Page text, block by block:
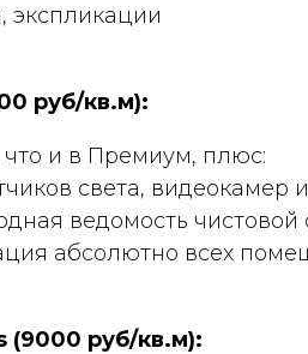
экспликации
руб/кв.м):
что и в Премиум, плюс:
света, видеокамер
ведомость чистовой
абсолютно всех
(9000 руб/кв.м):